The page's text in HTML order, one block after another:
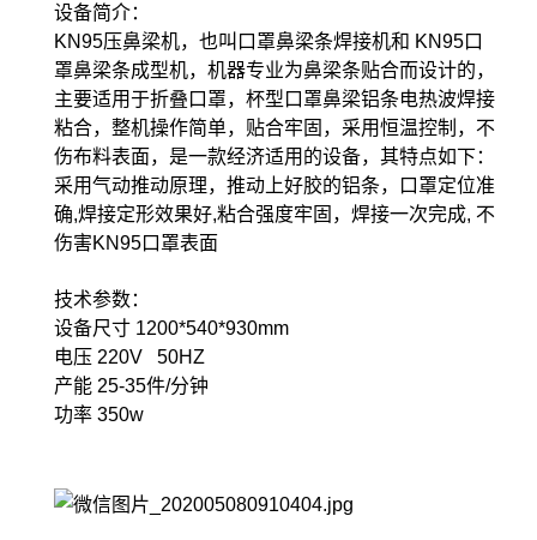
设备简介：
KN95压鼻梁机，也叫口罩鼻梁条焊接机和 KN95口
罩鼻梁条成型机，机器专业为鼻梁条贴合而设计的，
主要适用于折叠口罩，杯型口罩鼻梁铝条电热波焊接
粘合，整机操作简单，贴合牢固，采用恒温控制，不
伤布料表面，是一款经济适用的设备，其特点如下：
采用气动推动原理，推动上好胶的铝条，口罩定位准
确,焊接定形效果好,粘合强度牢固，焊接一次完成, 不
伤害KN95口罩表面
技术参数：
设备尺寸 1200*540*930mm
电压 220V 50HZ
产能 25-35件/分钟
功率 350w